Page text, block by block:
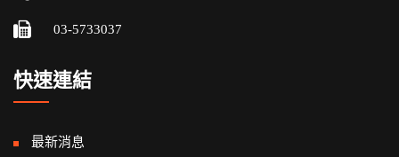
03-5733037
快速連結
最新消息